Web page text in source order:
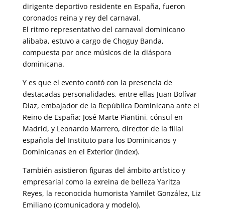
dirigente deportivo residente en España, fueron
coronados reina y rey del carnaval.
El ritmo representativo del carnaval dominicano
alibaba, estuvo a cargo de Choguy Banda,
compuesta por once músicos de la diáspora
dominicana.
Y es que el evento contó con la presencia de
destacadas personalidades, entre ellas Juan Bolívar
Díaz, embajador de la República Dominicana ante el
Reino de España; José Marte Piantini, cónsul en
Madrid, y Leonardo Marrero, director de la filial
española del Instituto para los Dominicanos y
Dominicanas en el Exterior (Index).
También asistieron figuras del ámbito artístico y
empresarial como la exreina de belleza Yaritza
Reyes, la reconocida humorista Yamilet González, Liz
Emiliano (comunicadora y modelo).